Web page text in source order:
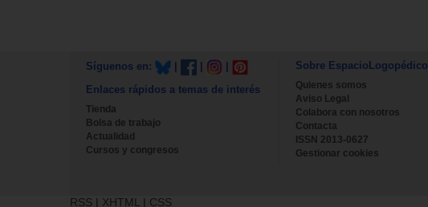
Síguenos en:
Enlaces rápidos a temas de interés
Tienda
Bolsa de trabajo
Actualidad
Cursos y congresos
Sobre EspacioLogopédico
Quienes somos
Aviso Legal
Colabora con nosotros
Contacta
ISSN 2013-0627
Gestionar cookies
RSS | XHTML | CSS